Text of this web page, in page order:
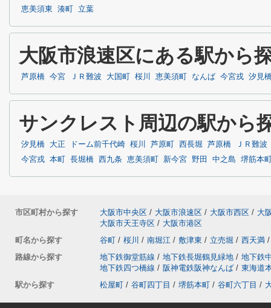
恵美須東
湊町 立葉
大阪市浪速区にある駅から
芦原橋 今宮 ＪＲ難波 大国町 桜川 恵美須町 なんば 今宮戎 汐見
サンクレスト周辺の駅から
汐見橋 大正 ドーム前千代崎 桜川 芦原町 西長堀 芦原橋
ＪＲ難波
今宮戎 本町 長堀橋 西九条 恵美須町 新今宮 野田 中之島 堺筋本
市区町村から探す 大阪市中央区 / 大阪市浪速区 / 大阪市西区 / 大
大阪市天王寺区 / 大阪市港区
町名から探す
谷町 / 桜川 / 南堀江 / 敷津東 / 立売堀 / 西天満 /
路線から探す
地下鉄御堂筋線 / 地下鉄長堀鶴見緑地 / 地下鉄
地下鉄四つ橋線 / 阪神電鉄阪神なんば / 東海道
駅から探す
松屋町 / 谷町四丁目 / 堺筋本町 / 谷町六丁目 /